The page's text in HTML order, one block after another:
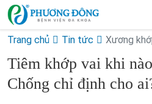
Trang chủ Tin tức Xương
Tiêm khớp vai khi
Chống chỉ định cho